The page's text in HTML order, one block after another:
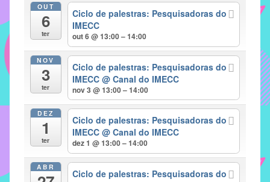
fortalecimento
sociais
profissionais
alunos,
professores
OUT
6
ter
Ciclo de palestras: Pesquisadoras do
IMECC
out 6 @ 13:00 – 14:00
NOV
3
ter
Ciclo de palestras: Pesquisadoras do
IMECC@ Canal do IMECC
nov 3 @ 13:00 – 14:00
DEZ
1
ter
Ciclo de palestras: Pesquisadoras do
IMECC@ Canal do IMECC
dez 1 @ 13:00 – 14:00
ABR
Ciclo de palestras: Pesquisadoras do